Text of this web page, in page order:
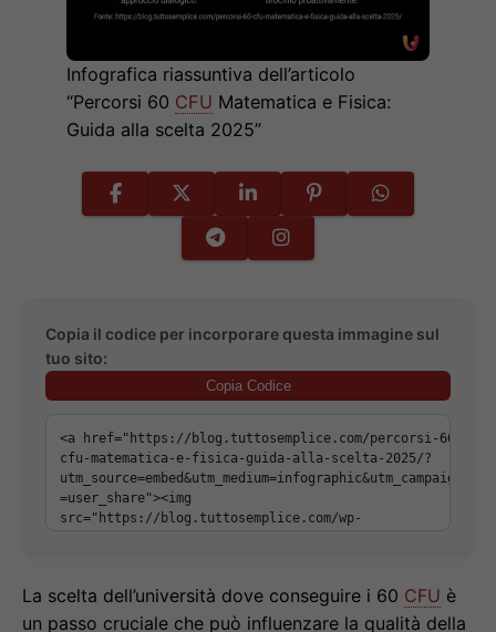
Infografica riassuntiva dell’articolo
“Percorsi 60 CFU Matematica e Fisica:
Guida alla scelta 2025”
Copia il codice per incorporare questa immagine sul
tuo sito:
Copia Codice
La scelta dell’università dove conseguire i 60 CFU è
un passo cruciale che può influenzare la qualità della